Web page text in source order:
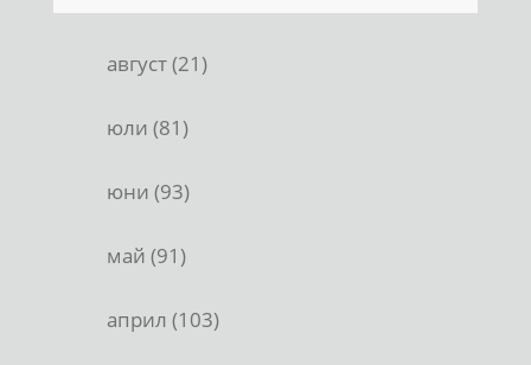
август (21)
юли (81)
юни (93)
май (91)
април (103)